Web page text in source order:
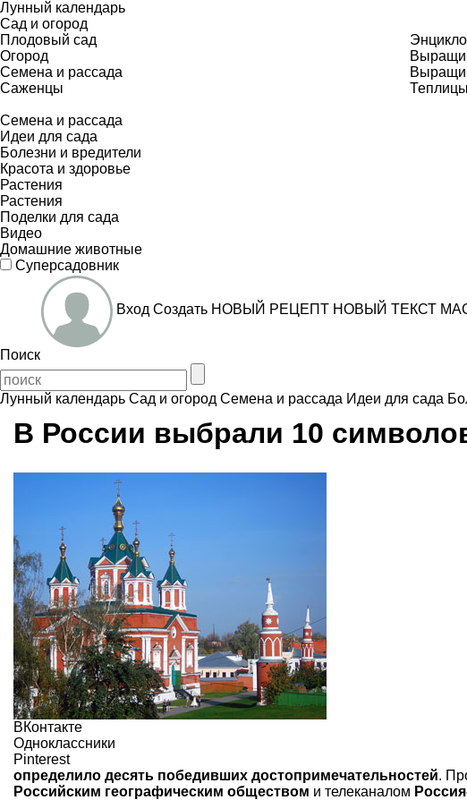
Лунный календарь
Сад и огород
Плодовый сад
Огород
Семена и рассада
Саженцы
Семена и рассада
Идеи для сада
Болезни и вредители
Красота и здоровье
Растения
Растения
Поделки для сада
Видео
Домашние животные
Суперсадовник
Вход Создать НОВЫЙ РЕЦЕПТ НОВЫЙ ТЕКСТ
Поиск
Лунный календарь Сад и огород Семена и рассада Идеи для сада
В России выбрали 10
ВКонтакте
Одноклассники
Pinterest
определило десять победивших достопримечательностей.
Российским географическим обществом и телеканалом